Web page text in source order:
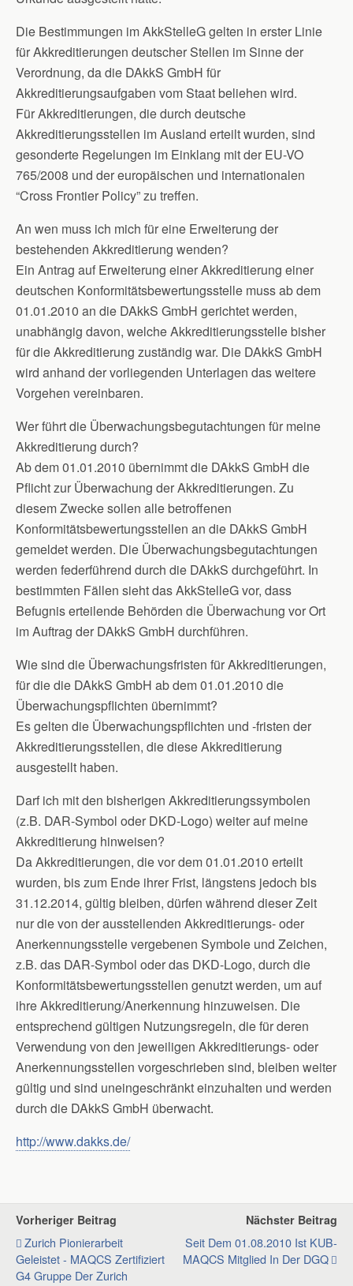
Die Bestimmungen im AkkStelleG gelten in erster Linie
für Akkreditierungen deutscher Stellen im Sinne der
Verordnung, da die DAkkS GmbH für
Akkreditierungsaufgaben vom Staat beliehen wird.
Für Akkreditierungen, die durch deutsche
Akkreditierungsstellen im Ausland erteilt wurden, sind
gesonderte Regelungen im Einklang mit der EU-VO
765/2008 und der europäischen und internationalen
“Cross Frontier Policy” zu treffen.
An wen muss ich mich für eine Erweiterung der
bestehenden Akkreditierung wenden?
Ein Antrag auf Erweiterung einer Akkreditierung einer
deutschen Konformitätsbewertungsstelle muss ab dem
01.01.2010 an die DAkkS GmbH gerichtet werden,
unabhängig davon, welche Akkreditierungsstelle bisher
für die Akkreditierung zuständig war. Die DAkkS GmbH
wird anhand der vorliegenden Unterlagen das weitere
Vorgehen vereinbaren.
Wer führt die Überwachungsbegutachtungen für meine
Akkreditierung durch?
Ab dem 01.01.2010 übernimmt die DAkkS GmbH die
Pflicht zur Überwachung der Akkreditierungen. Zu
diesem Zwecke sollen alle betroffenen
Konformitätsbewertungsstellen an die DAkkS GmbH
gemeldet werden. Die Überwachungsbegutachtungen
werden federführend durch die DAkkS durchgeführt. In
bestimmten Fällen sieht das AkkStelleG vor, dass
Befugnis erteilende Behörden die Überwachung vor Ort
im Auftrag der DAkkS GmbH durchführen.
Wie sind die Überwachungsfristen für Akkreditierungen,
für die die DAkkS GmbH ab dem 01.01.2010 die
Überwachungspflichten übernimmt?
Es gelten die Überwachungspflichten und -fristen der
Akkreditierungsstellen, die diese Akkreditierung
ausgestellt haben.
Darf ich mit den bisherigen Akkreditierungssymbolen
(z.B. DAR-Symbol oder DKD-Logo) weiter auf meine
Akkreditierung hinweisen?
Da Akkreditierungen, die vor dem 01.01.2010 erteilt
wurden, bis zum Ende ihrer Frist, längstens jedoch bis
31.12.2014, gültig bleiben, dürfen während dieser Zeit
nur die von der ausstellenden Akkreditierungs- oder
Anerkennungsstelle vergebenen Symbole und Zeichen,
z.B. das DAR-Symbol oder das DKD-Logo, durch die
Konformitätsbewertungsstellen genutzt werden, um auf
ihre Akkreditierung/Anerkennung hinzuweisen. Die
entsprechend gültigen Nutzungsregeln, die für deren
Verwendung von den jeweiligen Akkreditierungs- oder
Anerkennungsstellen vorgeschrieben sind, bleiben weiter
gültig und sind uneingeschränkt einzuhalten und werden
durch die DAkkS GmbH überwacht.
http://www.dakks.de/
Vorheriger Beitrag
Zurich Pionierarbeit
Geleistet - MAQCS Zertifiziert
G4 Gruppe Der Zurich
Nächster Beitrag
Seit Dem 01.08.2010 Ist KUB-
MAQCS Mitglied In Der DGQ